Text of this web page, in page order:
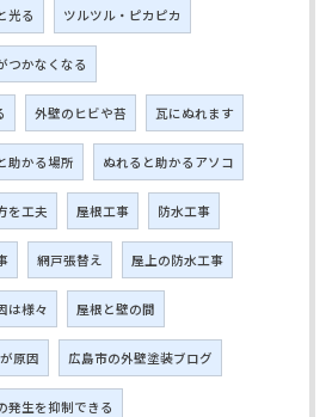
光る ツルツル・ピカピカ
つかなくなる
外壁のヒビや苔 瓦にぬれます
助かる場所 ぬれると助かるアソコ
を工夫 屋根工事 防水工事
網戸張替え 屋上の防水工事
は様々 屋根と壁の間
原因 広島市の外壁塗装ブログ
発生を抑制できる